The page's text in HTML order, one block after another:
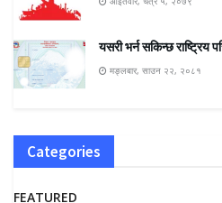
यसरी भर्न सकिन्छ
मङ्लबार, साउन २२, २०८१
Categories
FEATURED